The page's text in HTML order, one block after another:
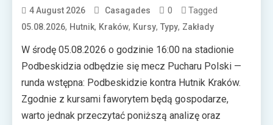
4 August 2026 Casagades 0 Tagged
05.08.2026, Hutnik, Kraków, Kursy,Typy, Zakłady
W środę 05.08.2026 o godzinie 16:00 na stadionie
Podbeskidzia odbędzie się mecz Pucharu Polski —
runda wstępna: Podbeskidzie kontra Hutnik Kraków.
Zgodnie z kursami faworytem będą gospodarze,
warto jednak przeczytać poniższą analizę oraz